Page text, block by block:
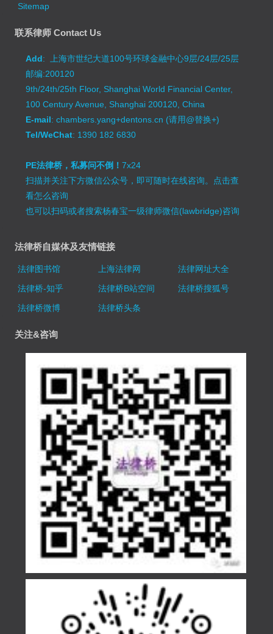
Sitemap
联系律师 Contact Us
Add: 上海市世纪大道100号环球金融中心9层/24层/25层
邮编:200120
9th/24th/25th Floor, Shanghai World Financial Center,
100 Century Avenue, Shanghai 200120, China
E-mail: chambers.yang+dentons.cn (请用@替换+)
Tel/WeChat: 1390 182 6830
PE法律桥，私募问不倒！7x24
扫描并关注下方微信公众号，即可随时在线咨询。 点击查
看怎么咨询
也可以扫码或者搜索杨春宝一级律师微信(lawbridge)咨询
法律桥自媒体及友情链接
法律图书馆 上海法律网
法律网址大全
法律桥-知乎
法律桥B站空间
法律桥搜狐号
法律桥微博
法律桥头条
关注&咨询